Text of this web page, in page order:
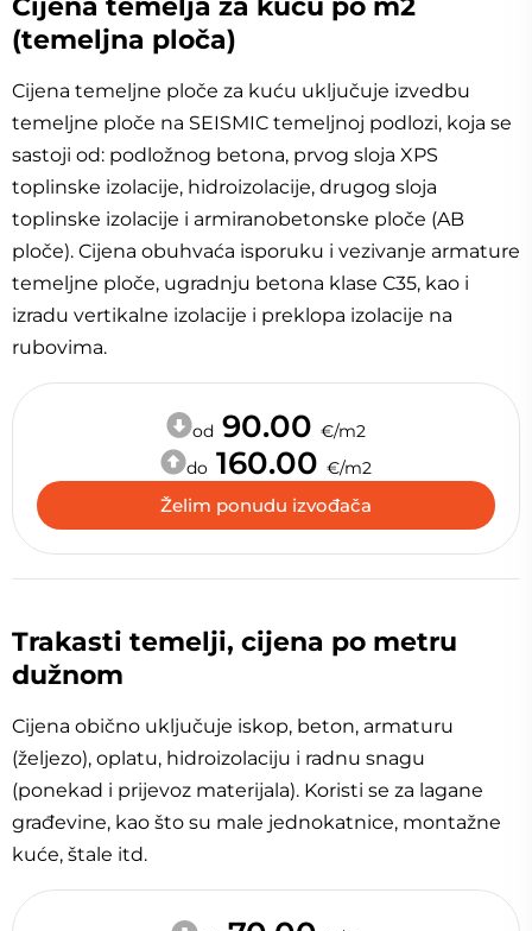
(temeljna ploča)
Cijena temeljne ploče za kuću uključuje izvedbu
temeljne ploče na SEISMIC temeljnoj podlozi, koja se
sastoji od: podložnog betona, prvog sloja XPS
toplinske izolacije, hidroizolacije, drugog sloja
toplinske izolacije i armiranobetonske ploče (AB
ploče). Cijena obuhvaća isporuku i vezivanje armature
temeljne ploče, ugradnju betona klase C35, kao i
izradu vertikalne izolacije i preklopa izolacije na
rubovima.
od 90.00€/m2
do 160.00 €/m2
Želim ponudu izvođača
Trakasti temelji, cijena po metru
dužnom
Cijena obično uključuje iskop, beton, armaturu
(željezo), oplatu, hidroizolaciju i radnu snagu
(ponekad i prijevoz materijala). Koristi se za lagane
građevine, kao što su male jednokatnice, montažne
kuće, štale itd.